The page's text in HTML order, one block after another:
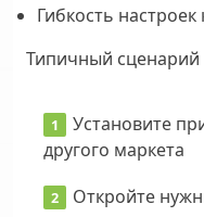
Гибкость настроек
Типичный сценарий
Установите
другого маркета
Откройте